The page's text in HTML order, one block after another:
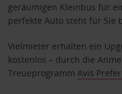
geräumigen Kleinbus für
perfekte Auto steht für Sie
Vielmieter erhalten ein
kostenlos – durch die
Treueprogramm Avis